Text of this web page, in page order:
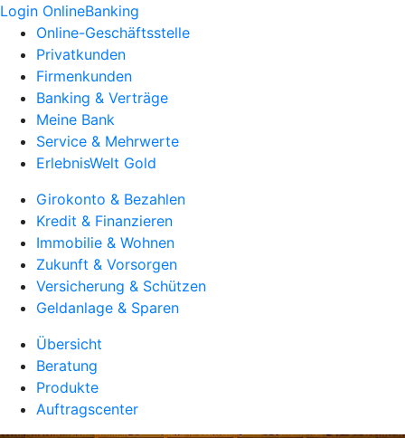
Login OnlineBanking
Online-Geschäftsstelle
Privatkunden
Firmenkunden
Banking & Verträge
Meine Bank
Service & Mehrwerte
ErlebnisWelt Gold
Girokonto & Bezahlen
Kredit & Finanzieren
Immobilie & Wohnen
Zukunft & Vorsorgen
Versicherung & Schützen
Geldanlage & Sparen
Übersicht
Beratung
Produkte
Auftragscenter